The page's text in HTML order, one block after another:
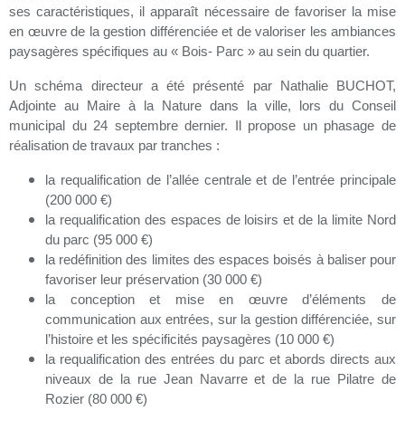
ses caractéristiques, il apparaît nécessaire de favoriser la mise
en œuvre de la gestion différenciée et de valoriser les ambiances
paysagères spécifiques au « Bois- Parc » au sein du quartier.
Un schéma directeur a été présenté par Nathalie BUCHOT,
Adjointe au Maire à la Nature dans la ville, lors du Conseil
municipal du 24 septembre dernier. Il propose un phasage de
réalisation de travaux par tranches :
la requalification de l’allée centrale et de l’entrée principale
(200 000 €)
la requalification des espaces de loisirs et de la limite Nord
du parc (95 000 €)
la redéfinition des limites des espaces boisés à baliser pour
favoriser leur préservation (30 000 €)
la conception et mise en œuvre d’éléments de
communication aux entrées, sur la gestion différenciée, sur
l’histoire et les spécificités paysagères (10 000 €)
la requalification des entrées du parc et abords directs aux
niveaux de la rue Jean Navarre et de la rue Pilatre de
Rozier (80 000 €)